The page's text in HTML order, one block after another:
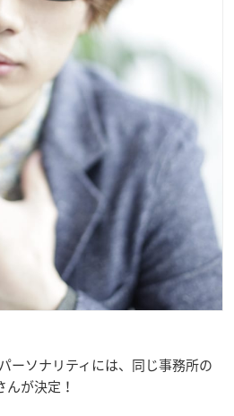
ーソナリティには、同じ事務所の
が決定！